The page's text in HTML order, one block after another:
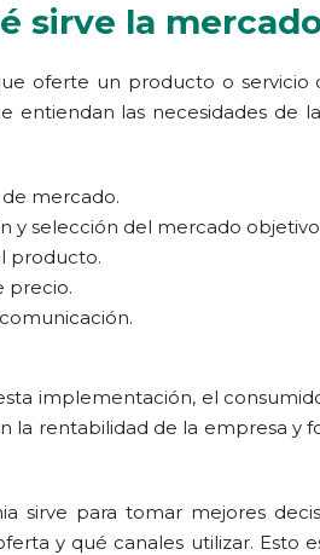
sirve la
oferte un producto o
entiendan las necesidades de
mercado.
y selección del mercado
producto.
precio.
implementación, el
la rentabilidad de la empresa y
sirve para tomar mejores
y qué canales utilizar. Esto